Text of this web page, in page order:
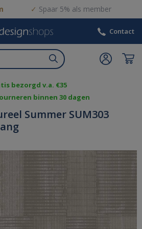
Spaar 5% als member
Contact
bezorgd v.a. €35
binnen 30 dagen
Summer SUM303